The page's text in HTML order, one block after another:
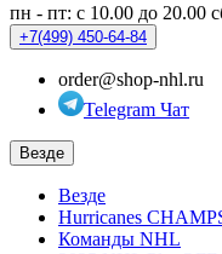
пн - пт: с 10.00 до 20.00
+7(499) 450-64-84
order@shop-nhl.ru
Telegram Чат
Везде
Везде
Hurricanes
Команды NHL